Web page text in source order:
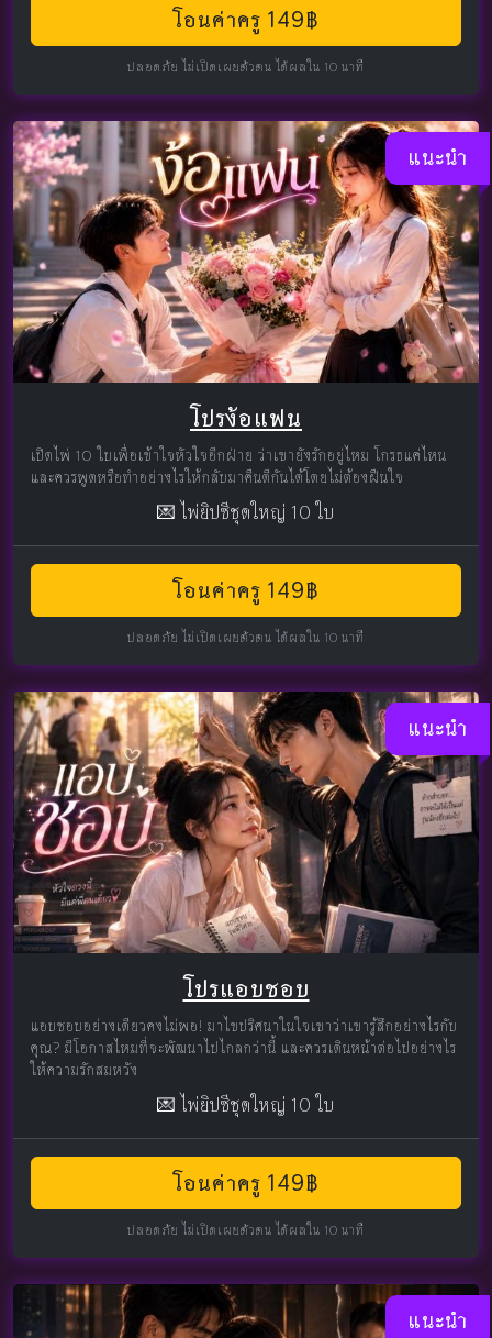
โอนค่าครู 149฿
ปลอดภัย ไม่เปิดเผยตัวตน ได้ผลใน 10 นาที
แนะนำ
โปรง้อแฟน
เปิดไพ่ 10 ใบเพื่อเข้าใจหัวใจอีกฝ่าย ว่าเขายังรักอยู่ไหม โกรธแค่ไหน
และควรพูดหรือทำอย่างไรให้กลับมาคืนดีกันได้โดยไม่ต้องฝืนใจ
💌 ไพ่ยิปซีชุดใหญ่ 10 ใบ
โอนค่าครู 149฿
ปลอดภัย ไม่เปิดเผยตัวตน ได้ผลใน 10 นาที
แนะนำ
โปรแอบชอบ
แอบชอบอย่างเดียวคงไม่พอ! มาไขปริศนาในใจเขาว่าเขารู้สึกอย่างไรกับ
คุณ? มีโอกาสไหมที่จะพัฒนาไปไกลกว่านี้ และควรเดินหน้าต่อไปอย่างไร
ให้ความรักสมหวัง
💌 ไพ่ยิปซีชุดใหญ่ 10 ใบ
โอนค่าครู 149฿
ปลอดภัย ไม่เปิดเผยตัวตน ได้ผลใน 10 นาที
แนะนำ